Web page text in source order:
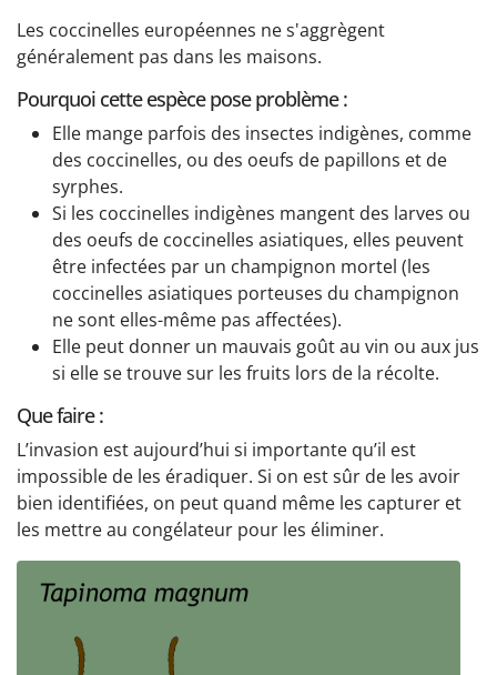
Les coccinelles européennes ne s'aggrègent
généralement pas dans les maisons.
Pourquoi cette espèce pose problème :
Elle mange parfois des insectes indigènes, comme
des coccinelles, ou des oeufs de papillons et de
syrphes.
Si les coccinelles indigènes mangent des larves ou
des oeufs de coccinelles asiatiques, elles peuvent
être infectées par un champignon mortel (les
coccinelles asiatiques porteuses du champignon
ne sont elles-même pas affectées).
Elle peut donner un mauvais goût au vin ou aux jus
si elle se trouve sur les fruits lors de la récolte.
Que faire :
L’invasion est aujourd’hui si importante qu’il est
impossible de les éradiquer. Si on est sûr de les avoir
bien identifiées, on peut quand même les capturer et
les mettre au congélateur pour les éliminer.